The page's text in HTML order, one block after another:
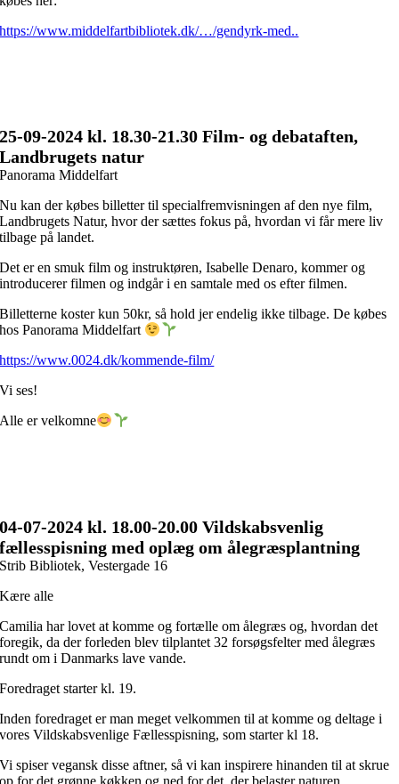
https://www.middelfartbibliotek.dk/…/gendyrk-med..
25-09-2024 kl. 18.30-21.30 Film- og debataften,
Landbrugets natur
Panorama Middelfart
Nu kan der købes billetter til specialfremvisningen af den nye film,
Landbrugets Natur, hvor der sættes fokus på, hvordan vi får mere liv
tilbage på landet.
Det er en smuk film og instruktøren, Isabelle Denaro, kommer og
introducerer filmen og indgår i en samtale med os efter filmen.
Billetterne koster kun 50kr, så hold jer endelig ikke tilbage. De købes
hos Panorama Middelfart
https://www.0024.dk/kommende-film/
Vi ses!
Alle er velkomne
04-07-2024 kl. 18.00-20.00 Vildskabsvenlig
fællesspisning med oplæg om ålegræsplantning
Strib Bibliotek, Vestergade 16
Kære alle
Camilia har lovet at komme og fortælle om ålegræs og, hvordan det
foregik, da der forleden blev tilplantet 32 forsøgsfelter med ålegræs
rundt om i Danmarks lave vande.
Foredraget starter kl. 19.
Inden foredraget er man meget velkommen til at komme og deltage i
vores Vildskabsvenlige Fællesspisning, som starter kl 18.
Vi spiser vegansk disse aftner, så vi kan inspirere hinanden til at skrue
op for det grønne køkken og ned for det, der belaster naturen.